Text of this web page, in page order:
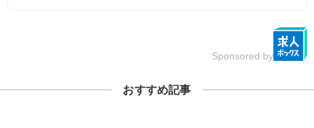
Sponsored by
おすすめ記事